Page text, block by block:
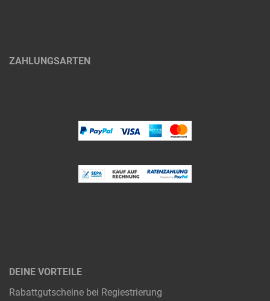
ZAHLUNGSARTEN
DEINE VORTEILE
Rabattgutscheine bei Regiestrierung